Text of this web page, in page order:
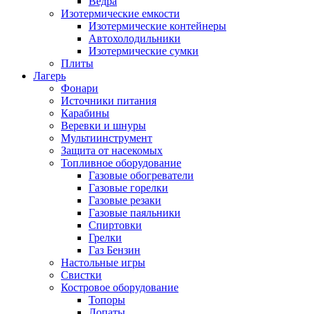
Изотермические емкости
Изотермические контейнеры
Автохолодильники
Изотермические сумки
Плиты
Лагерь
Фонари
Источники питания
Карабины
Веревки и шнуры
Мультиинструмент
Защита от насекомых
Топливное оборудование
Газовые обогреватели
Газовые горелки
Газовые резаки
Газовые паяльники
Спиртовки
Грелки
Газ Бензин
Настольные игры
Свистки
Костровое оборудование
Топоры